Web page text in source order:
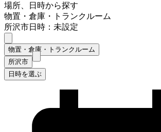
場所、日時から探す
物置・倉庫・トランクルーム
所沢市日時：未設定
物置・倉庫・トランクルーム
所沢市
日時を選ぶ